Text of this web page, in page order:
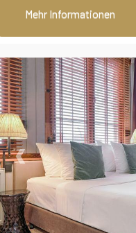
Mehr Informationen
‹